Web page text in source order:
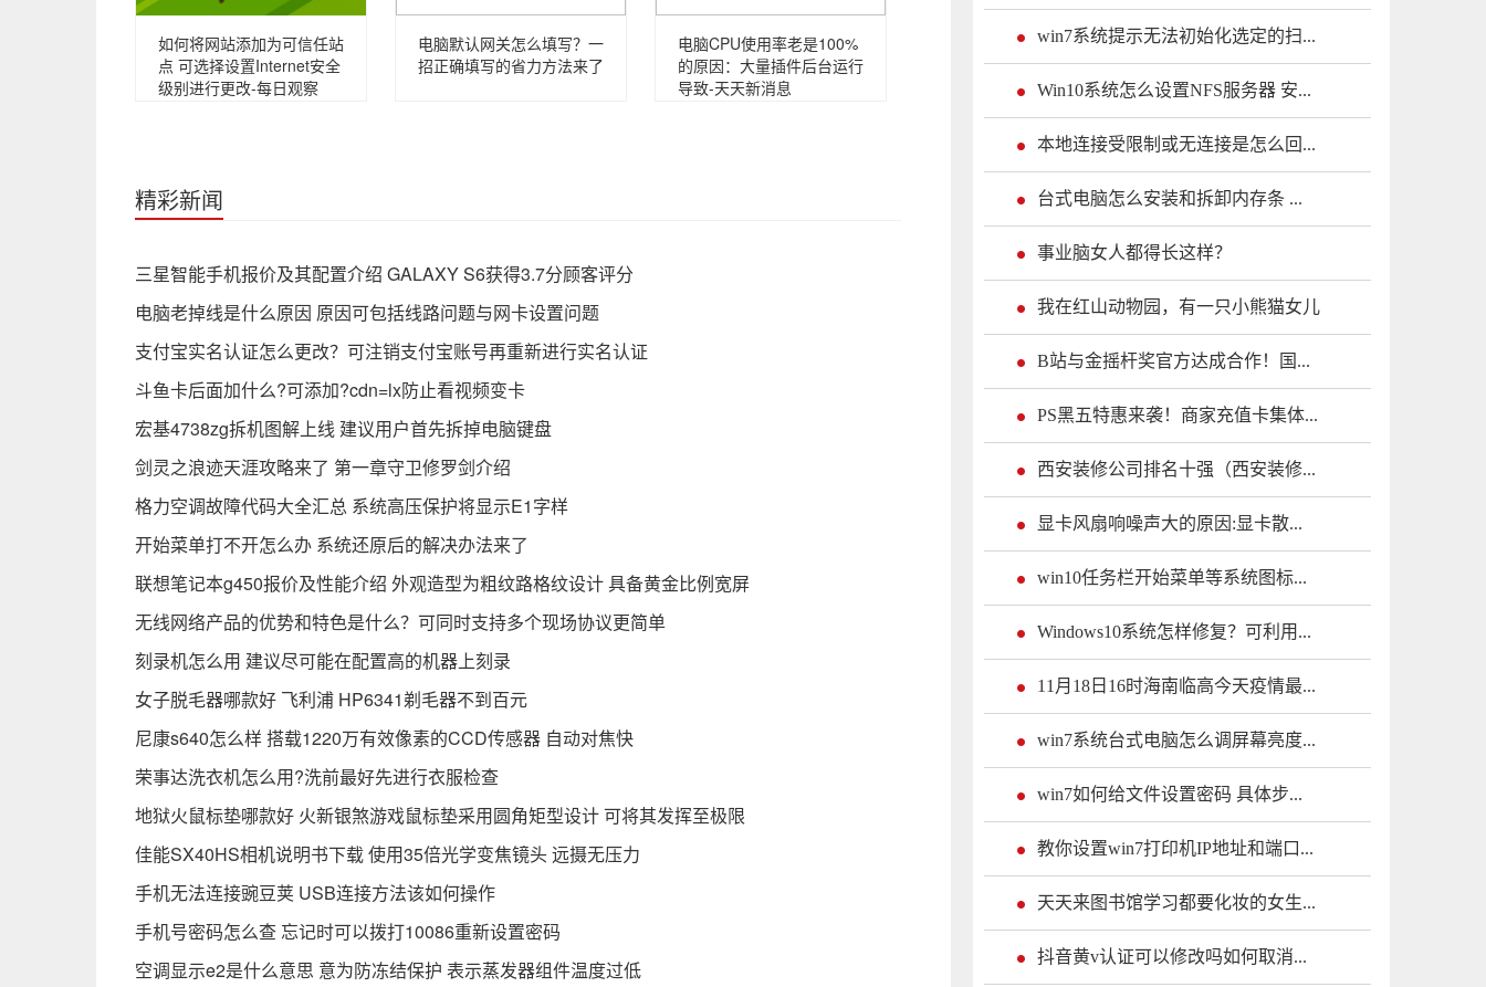
如何将网站添加为可信任站
点 可选择设置Internet安全
级别进行更改-每日观察
电脑默认网关怎么填写？一
招正确填写的省力方法来了
电脑CPU使用率老是100%
的原因：大量插件后台运行
导致-天天新消息
精彩新闻
三星智能手机报价及其配置介绍 GALAXY S6获得3.7分顾客评分
电脑老掉线是什么原因 原因可包括线路问题与网卡设置问题
支付宝实名认证怎么更改？可注销支付宝账号再重新进行实名认证
斗鱼卡后面加什么?可添加?cdn=lx防止看视频变卡
宏基4738zg拆机图解上线 建议用户首先拆掉电脑键盘
剑灵之浪迹天涯攻略来了 第一章守卫修罗剑介绍
格力空调故障代码大全汇总 系统高压保护将显示E1字样
开始菜单打不开怎么办 系统还原后的解决办法来了
联想笔记本g450报价及性能介绍 外观造型为粗纹路格纹设计 具备黄金比例宽屏
无线网络产品的优势和特色是什么？可同时支持多个现场协议更简单
刻录机怎么用 建议尽可能在配置高的机器上刻录
女子脱毛器哪款好 飞利浦 HP6341剃毛器不到百元
尼康s640怎么样 搭载1220万有效像素的CCD传感器 自动对焦快
荣事达洗衣机怎么用?洗前最好先进行衣服检查
地狱火鼠标垫哪款好 火新银煞游戏鼠标垫采用圆角矩型设计 可将其发挥至极限
佳能SX40HS相机说明书下载 使用35倍光学变焦镜头 远摄无压力
手机无法连接豌豆荚 USB连接方法该如何操作
手机号密码怎么查 忘记时可以拨打10086重新设置密码
空调显示e2是什么意思 意为防冻结保护 表示蒸发器组件温度过低
win7系统提示无法初始化选定的扫...
Win10系统怎么设置NFS服务器 安...
本地连接受限制或无连接是怎么回...
台式电脑怎么安装和拆卸内存条 ...
事业脑女人都得长这样？
我在红山动物园，有一只小熊猫女儿
B站与金摇杆奖官方达成合作！国...
PS黑五特惠来袭！商家充值卡集体...
西安装修公司排名十强（西安装修...
显卡风扇响噪声大的原因:显卡散...
win10任务栏开始菜单等系统图标...
Windows10系统怎样修复？可利用...
11月18日16时海南临高今天疫情最...
win7系统台式电脑怎么调屏幕亮度...
win7如何给文件设置密码 具体步...
教你设置win7打印机IP地址和端口...
天天来图书馆学习都要化妆的女生...
抖音黄v认证可以修改吗如何取消...